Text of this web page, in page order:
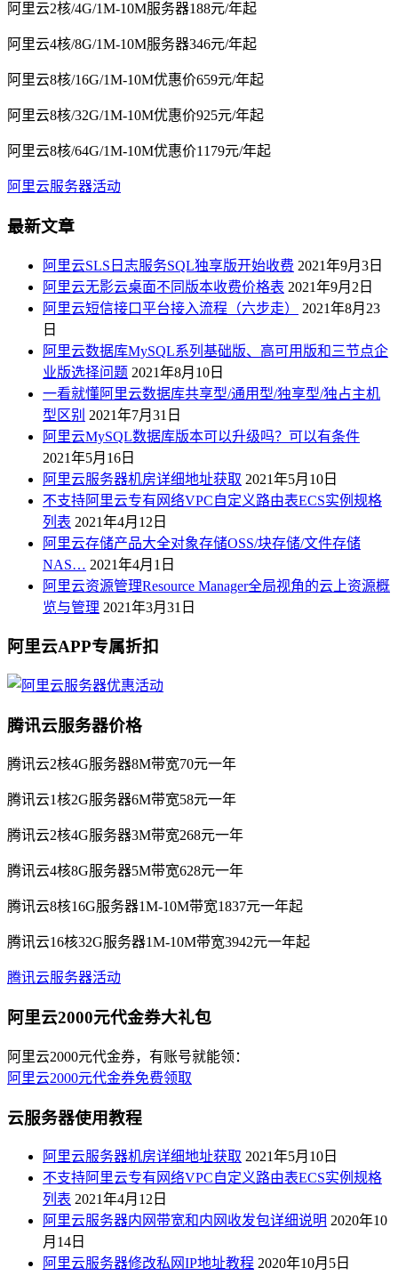
阿里云2核/4G/1M-10M服务器188元/年起
阿里云4核/8G/1M-10M服务器346元/年起
阿里云8核/16G/1M-10M优惠价659元/年起
阿里云8核/32G/1M-10M优惠价925元/年起
阿里云8核/64G/1M-10M优惠价1179元/年起
阿里云服务器活动
最新文章
阿里云SLS日志服务SQL独享版开始收费 2021年9月3日
阿里云无影云桌面不同版本收费价格表 2021年9月2日
阿里云短信接口平台接入流程（六步走）
2021年8月23
日
阿里云数据库MySQL系列基础版、高可用版和三节点企
业版选择问题 2021年8月10日
一看就懂阿里云数据库共享型/通用型/独享型/独占主机
型区别 2021年7月31日
阿里云MySQL数据库版本可以升级吗？可以有条件
2021年5月16日
阿里云服务器机房详细地址获取 2021年5月10日
不支持阿里云专有网络VPC自定义路由表ECS实例规格
列表 2021年4月12日
阿里云存储产品大全对象存储OSS/块存储/文件存储
NAS… 2021年4月1日
阿里云资源管理Resource Manager全局视角的云上资源概
览与管理 2021年3月31日
阿里云APP专属折扣
腾讯云服务器价格
腾讯云2核4G服务器8M带宽70元一年
腾讯云1核2G服务器6M带宽58元一年
腾讯云2核4G服务器3M带宽268元一年
腾讯云4核8G服务器5M带宽628元一年
腾讯云8核16G服务器1M-10M带宽1837元一年起
腾讯云16核32G服务器1M-10M带宽3942元一年起
腾讯云服务器活动
阿里云2000元代金券大礼包
阿里云2000元代金券，有账号就能领：
阿里云2000元代金券免费领取
云服务器使用教程
阿里云服务器机房详细地址获取 2021年5月10日
不支持阿里云专有网络VPC自定义路由表ECS实例规格
列表 2021年4月12日
阿里云服务器内网带宽和内网收发包详细说明 2020年10
月14日
阿里云服务器修改私网IP地址教程 2020年10月5日